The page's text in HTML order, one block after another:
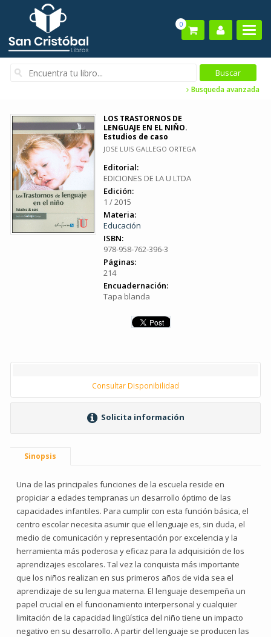
0
Busqueda avanzada
LOS TRASTORNOS DE
LENGUAJE EN EL NIÑO.
Estudios de caso
JOSE LUIS GALLEGO ORTEGA
Editorial:
EDICIONES DE LA U LTDA
Edición:
1 / 2015
Materia:
Educación
ISBN:
978-958-762-396-3
Páginas:
214
Encuadernación:
Tapa blanda
Consultar Disponibilidad
Solicita información
Sinopsis
Una de las principales funciones de la escuela reside en
propiciar a edades tempranas un desarrollo óptimo de las
capacidades infantiles. Para cumplir con esta función básica, el
centro escolar necesita asumir que el lenguaje es, sin duda, el
medio de comunicación y representación por excelencia y la
herramienta más poderosa y eficaz para la adquisición de los
aprendizajes escolares. Tal vez la conquista más importante
que los niños realizan en sus primeros años de vida sea el
aprendizaje de su lengua materna. El lenguaje desempeña un
papel crucial en el funcionamiento interpersonal y cualquier
limitación de la capacidad lingüística del niño tiene un impacto
negativo en su desarrollo. A partir del lenguaje se producen las